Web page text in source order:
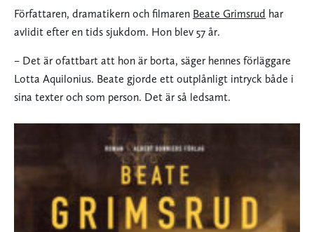
Författaren, dramatikern och filmaren Beate Grimsrud har
avlidit efter en tids sjukdom. Hon blev 57 år.
– Det är ofattbart att hon är borta, säger hennes förläggare
Lotta Aquilonius. Beate gjorde ett outplånligt intryck både i
sina texter och som person. Det är så ledsamt.